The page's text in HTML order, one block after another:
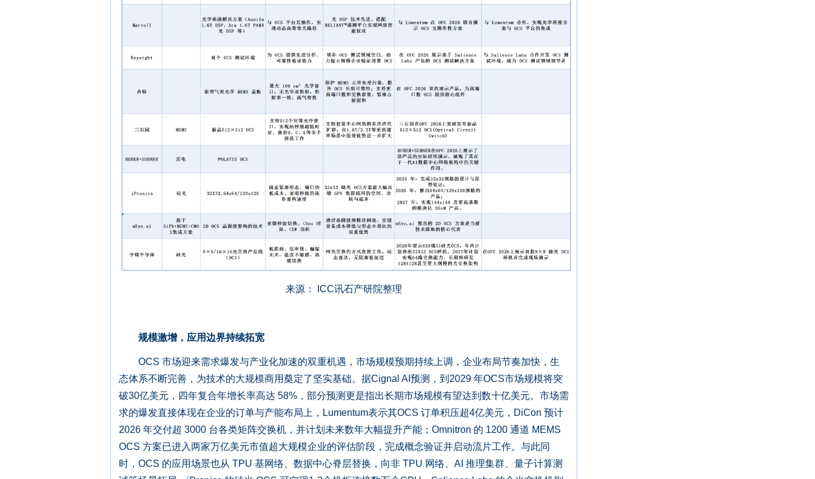
来源： ICC讯石产研院整理
规模激增，应用边界持续拓宽
OCS 市场迎来需求爆发与产业化加速的双重机遇，市场规模预期持续上调，企业布局节奏加快，生
态体系不断完善，为技术的大规模商用奠定了坚实基础。据Cignal AI预测，到2029 年OCS市场规模将突
破30亿美元，四年复合年增长率高达 58%，部分预测更是指出长期市场规模有望达到数十亿美元。市场需
求的爆发直接体现在企业的订单与产能布局上，Lumentum表示其OCS 订单积压超4亿美元，DiCon 预计
2026 年交付超 3000 台各类矩阵交换机，并计划未来数年大幅提升产能；Omnitron 的 1200 通道 MEMS
OCS 方案已进入两家万亿美元市值超大规模企业的评估阶段，完成概念验证并启动流片工作。与此同
时，OCS 的应用场景也从 TPU 基网络、数据中心脊层替换，向非 TPU 网络、AI 推理集群、量子计算测